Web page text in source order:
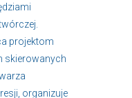
projektom
skierowanych
organizuje